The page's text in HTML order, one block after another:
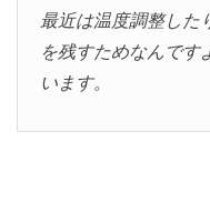
最近は温度調整した
を残すためなんです
います。